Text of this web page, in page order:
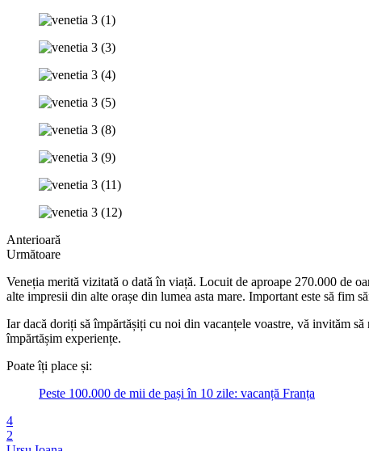
Anterioară
Următoare
Veneția merită vizitată o dată în viață. Locuit de aproape 270.000 de
alte impresii din alte orașe din lumea asta mare. Important este să fim
Iar dacă doriți să împărtășiți cu noi din vacanțele voastre, vă invităm
împărtășim experiențe.
Poate îți place și:
Peste 100.000 de mii de pași în 10 zile: vacanță Franța
4
2